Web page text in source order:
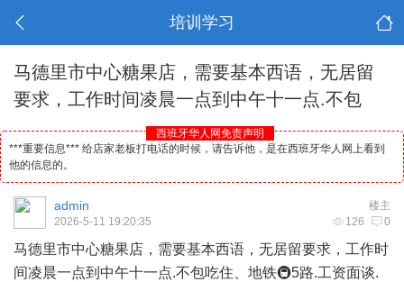
培训学习
马德里市中心糖果店，需要基本西语，无居留
要求，工作时间凌晨一点到中午十一点.不包
西班牙华人网免责声明
***重要信息*** 给店家老板打电话的时候，请告诉他，是在西班牙华人网上看到
他的信息的。
楼主
admin
126 0
2026-5-11 19:20:35
马德里市中心糖果店，需要基本西语，无居留要求，工作时
间凌晨一点到中午十一点.不包吃住、地铁🚇5路.工资面谈.